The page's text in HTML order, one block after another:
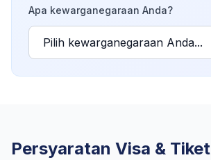
Apa kewarganegaraan Anda?
Persyaratan Visa & Tiket